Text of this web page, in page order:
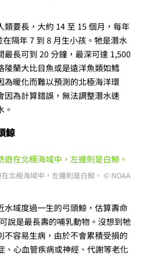
類要長，大約 14 至 15 個月，每年
隔年 7 到 8 月生小孩。牠是潛水
最長可到 20 分鐘，最深可達 1,500
陵蘭大比目魚或是遠洋魚類如鱈
為暖化而難以預測的北極海洋環
因為計算錯誤，無法調整潛水速
。
鯨
北極海域中，左邊則是白鯨。 © NOAA
水域度過一生的弓頭鯨，估算壽命
說是最長壽的哺乳動物。沒想到牠
不容易生病，由於不會累積受損的
、心血管疾病或神經、代謝等老化